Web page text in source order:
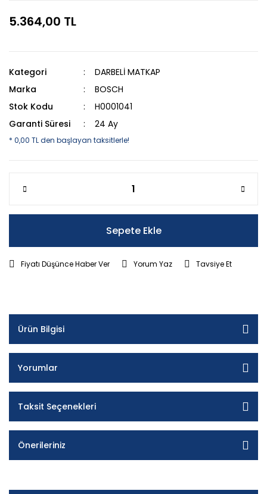
5.364,00 TL
Kategori
DARBELİ MATKAP
Marka
BOSCH
Stok Kodu
H0001041
Garanti Süresi
24 Ay
* 0,00 TL den başlayan taksitlerle!
Sepete Ekle
Fiyatı Düşünce Haber Ver Yorum Yaz Tavsiye Et
Ürün Bilgisi
Yorumlar
Taksit Seçenekleri
Önerileriniz